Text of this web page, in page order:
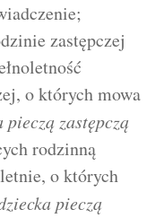
zastępczej
o których mowa
zastępczą
rodzinną
o których
pieczą